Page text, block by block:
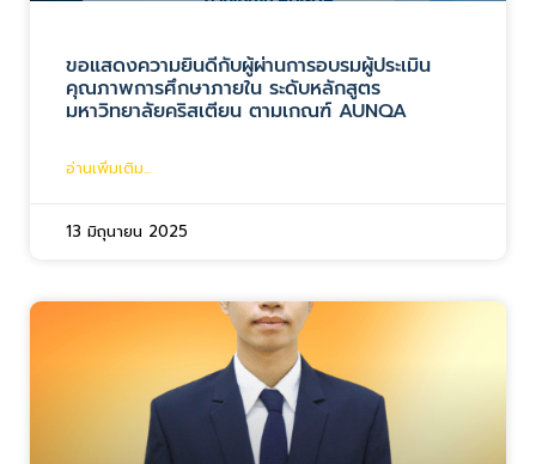
ขอแสดงความยินดีกับผู้ผ่านการอบรมผู้ประเมิน
คุณภาพการศึกษาภายใน ระดับหลักสูตร
มหาวิทยาลัยคริสเตียน ตามเกณฑ์ AUNQA
อ่านเพิ่มเติม...
13 มิถุนายน 2025